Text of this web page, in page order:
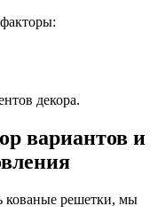
декора.
вариантов и
кованые решетки, мы